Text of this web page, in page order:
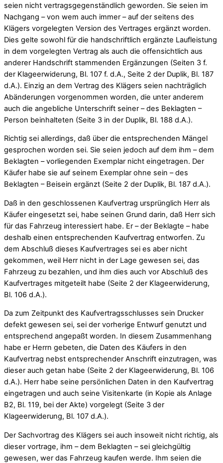
seien nicht vertragsgegenständlich geworden. Sie seien im
Nachgang – von wem auch immer – auf der seitens des
Klägers vorgelegten Version des Vertrages ergänzt worden.
Dies gelte sowohl für die handschriftlich ergänzte Laufleistung
in dem vorgelegten Vertrag als auch die offensichtlich aus
anderer Handschrift stammenden Ergänzungen (Seiten 3 f.
der Klageerwiderung, Bl. 107 f. d.A., Seite 2 der Duplik, Bl. 187
d.A.). Einzig an dem Vertrag des Klägers seien nachträglich
Abänderungen vorgenommen worden, die unter anderem
auch die angebliche Unterschrift seiner – des Beklagten –
Person beinhalteten (Seite 3 in der Duplik, Bl. 188 d.A.).
Richtig sei allerdings, daß über die entsprechenden Mängel
gesprochen worden sei. Sie seien jedoch auf dem ihm – dem
Beklagten – vorliegenden Exemplar nicht eingetragen. Der
Käufer habe sie auf seinem Exemplar ohne sein – des
Beklagten – Beisein ergänzt (Seite 2 der Duplik, Bl. 187 d.A.).
Daß in den geschlossenen Kaufvertrag ursprünglich Herr als
Käufer eingesetzt sei, habe seinen Grund darin, daß Herr sich
für das Fahrzeug interessiert habe. Er – der Beklagte – habe
deshalb einen entsprechenden Kaufvertrag entworfen. Zu
dem Abschluß dieses Kaufvertrages sei es aber nicht
gekommen, weil Herr nicht in der Lage gewesen sei, das
Fahrzeug zu bezahlen, und ihm dies auch vor Abschluß des
Kaufvertrages mitgeteilt habe (Seite 2 der Klageerwiderung,
Bl. 106 d.A.).
Da zum Zeitpunkt des Kaufvertragsschlusses sein Drucker
defekt gewesen sei, sei der vorherige Entwurf genutzt und
entsprechend angepaßt worden. In diesem Zusammenhang
habe er Herrn gebeten, die Daten des Käufers in den
Kaufvertrag nebst entsprechender Anschrift einzutragen, was
dieser auch getan habe (Seite 2 der Klageerwiderung, Bl. 106
d.A.). Herr habe seine persönlichen Daten in den Kaufvertrag
eingetragen und auch seine Visitenkarte (in Kopie als Anlage
B2, Bl. 119, bei der Akte) vorgelegt (Seite 3 der
Klageerwiderung, Bl. 107 d.A.).
Der Sachvortrag des Klägers sei auch insoweit nicht richtig, als
dieser vortrage, ihm – dem Beklagten – sei gleichgültig
gewesen, wer das Fahrzeug kaufen werde. Ihm seien die